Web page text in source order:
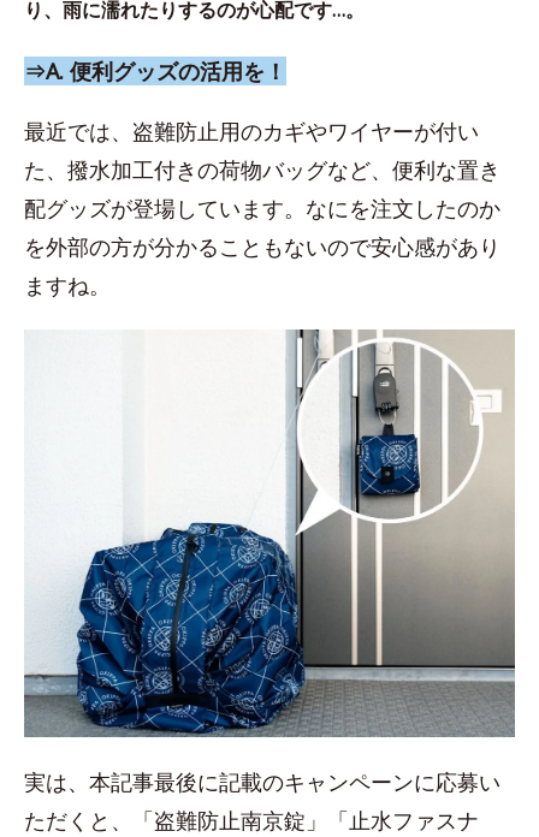
り、雨に濡れたりするのが心配です…。
⇒A. 便利グッズの活用を！
最近では、盗難防止用のカギやワイヤーが付い
た、撥水加工付きの荷物バッグなど、便利な置き
配グッズが登場しています。なにを注文したのか
を外部の方が分かることもないので安心感があり
ますね。
実は、本記事最後に記載のキャンペーンに応募い
ただくと、「盗難防止南京錠」「止水ファスナ